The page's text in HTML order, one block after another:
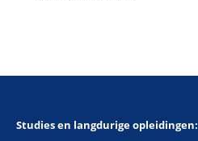
Studies en langdurige opleidingen: